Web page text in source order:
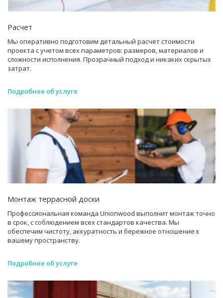
Расчет
Мы оперативно подготовим детальный расчет стоимости
проекта с учетом всех параметров: размеров, материалов и
сложности исполнения. Прозрачный подход и никаких скрытых
затрат.
Подробнее об услуге
Монтаж террасной доски
Профессиональная команда Unionwood выполнит монтаж точно
в срок, с соблюдением всех стандартов качества. Мы
обеспечим чистоту, аккуратность и бережное отношение к
вашему пространству.
Подробнее об услуге